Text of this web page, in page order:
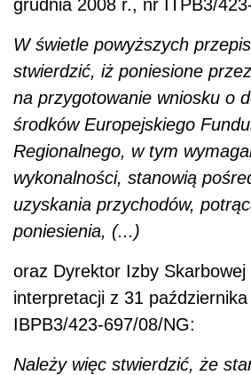
grudnia 2008 r., nr ITPB3/
W świetle powyższych
stwierdzić, iż poniesione
na przygotowanie wniosku o
środków Europejskiego
Regionalnego, w tym
wykonalności, stanowią
uzyskania przychodów,
poniesienia, (...)
oraz Dyrektor Izby
interpretacji z 31
IBPB3/423-697/08/NG:
Należy więc stwierdzić, że